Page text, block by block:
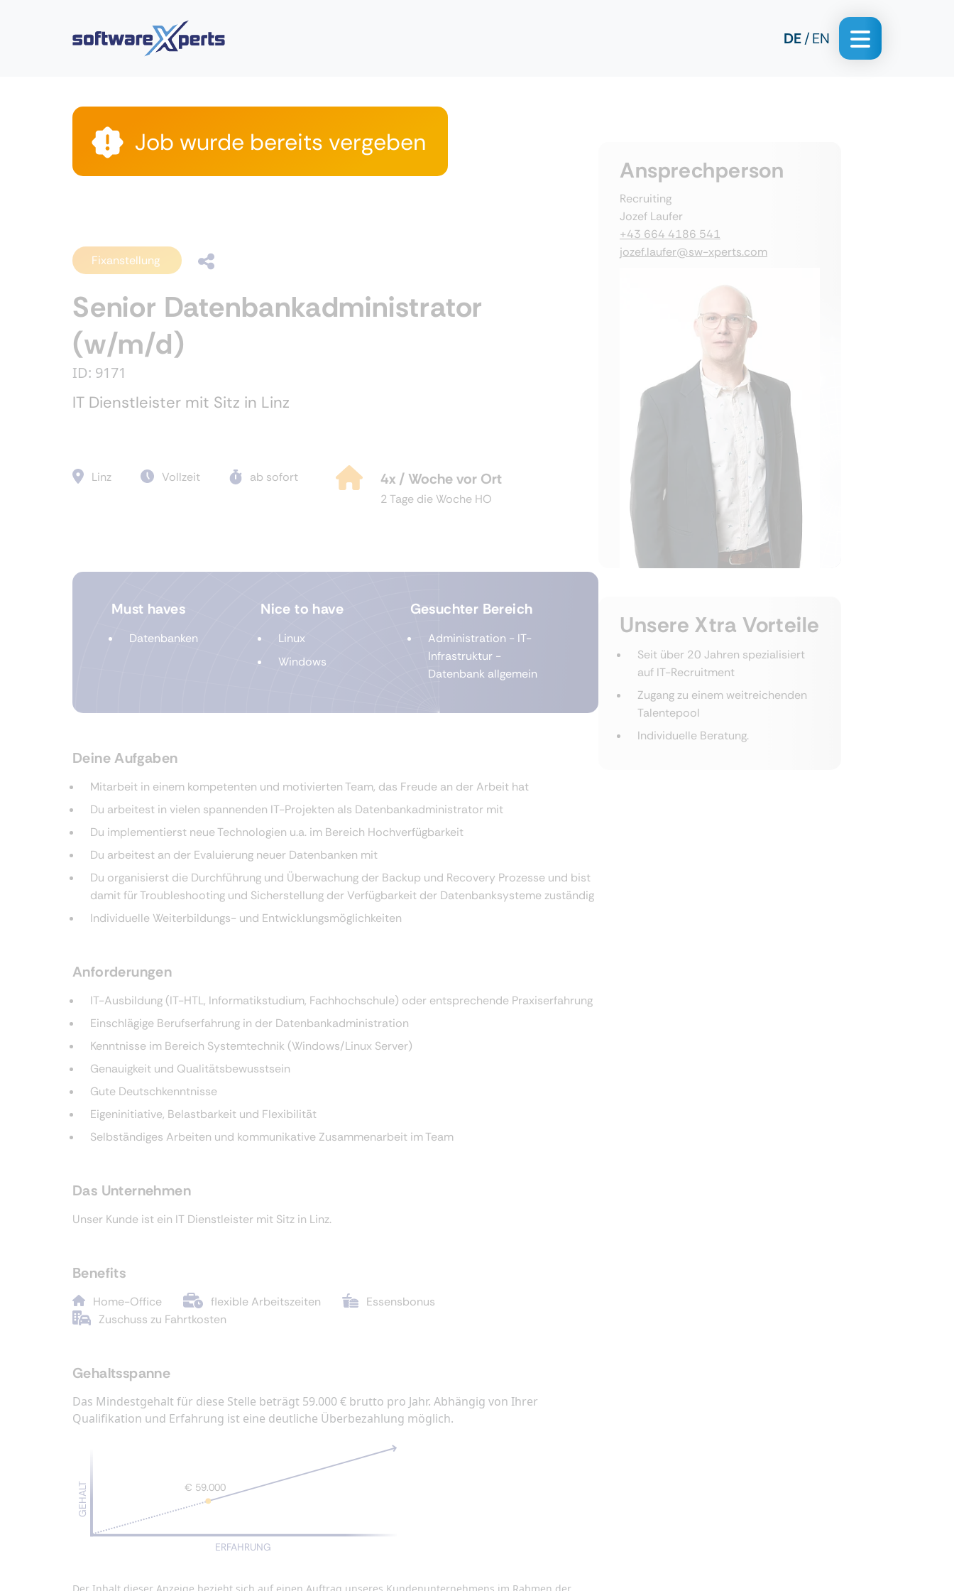
DE EN
Job wurde bereits vergeben
Fixanstellung
Senior Datenbankadministrator
(w/m/d)
ID: 9171
IT Dienstleister mit Sitz in Linz
Linz Vollzeit ab sofort 4x / Woche vor Ort
2 Tage die Woche HO
Must haves
Datenbanken
Nice to have
Linux
Windows
Gesuchter Bereich
Administration - IT-
Infrastruktur -
Datenbank allgemein
Deine Aufgaben
Mitarbeit in einem kompetenten und motivierten Team, das Freude an der Arbeit hat
Du arbeitest in vielen spannenden IT-Projekten als Datenbankadministrator mit
Du implementierst neue Technologien u.a. im Bereich Hochverfügbarkeit
Du arbeitest an der Evaluierung neuer Datenbanken mit
Du organisierst die Durchführung und Überwachung der Backup und Recovery Prozesse und bist
damit für Troubleshooting und Sicherstellung der Verfügbarkeit der Datenbanksysteme zuständig
Individuelle Weiterbildungs- und Entwicklungsmöglichkeiten
Anforderungen
IT-Ausbildung (IT-HTL, Informatikstudium, Fachhochschule) oder entsprechende Praxiserfahrung
Einschlägige Berufserfahrung in der Datenbankadministration
Kenntnisse im Bereich Systemtechnik (Windows/Linux Server)
Genauigkeit und Qualitätsbewusstsein
Gute Deutschkenntnisse
Eigeninitiative, Belastbarkeit und Flexibilität
Selbständiges Arbeiten und kommunikative Zusammenarbeit im Team
Das Unternehmen
Unser Kunde ist ein IT Dienstleister mit Sitz in Linz.
Benefits
Home-Office flexible Arbeitszeiten
Essensbonus
Zuschuss zu Fahrtkosten
Gehaltsspanne
Das Mindestgehalt für diese Stelle beträgt 59.000 € brutto pro Jahr. Abhängig von Ihrer
Qualifikation und Erfahrung ist eine deutliche Überbezahlung möglich.
GEHALT
ERFAHRUNG
€ 59.000
Ansprechperson
Recruiting
Jozef Laufer
+43 664 4186 541
jozef.laufer@sw-xperts.com
Unsere Xtra Vorteile
Seit über 20 Jahren spezialisiert
auf IT-Recruitment
Zugang zu einem weitreichenden
Talentepool
Individuelle Beratung.